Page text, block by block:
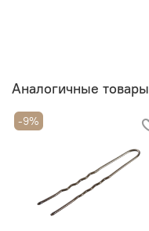
Аналогичные товары
-9%